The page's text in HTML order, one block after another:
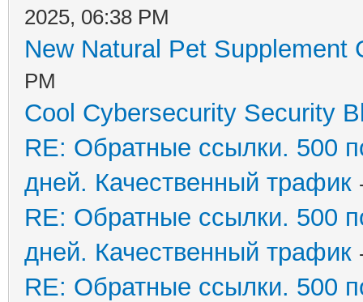
2025, 06:38 PM
New Natural Pet Supplement
PM
Cool Cybersecurity Security
RE: Обратные ссылки. 500
дней. Качественный трафик
RE: Обратные ссылки. 500
дней. Качественный трафик
RE: Обратные ссылки. 500